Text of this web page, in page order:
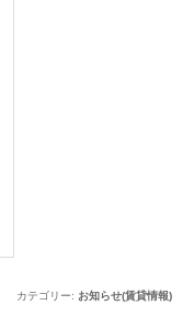
カテゴリー: お知らせ(賃貸情報)